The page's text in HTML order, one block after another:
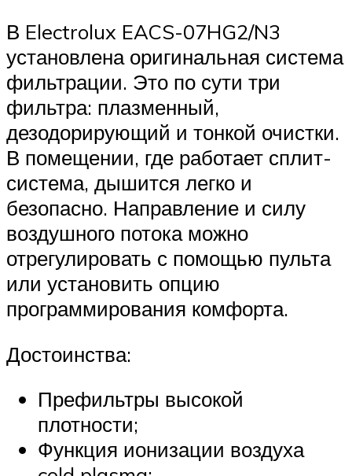
В Electrolux EACS-07HG2/N3
установлена оригинальная система
фильтрации. Это по сути три
фильтра: плазменный,
дезодорирующий и тонкой очистки.
В помещении, где работает сплит-
система, дышится легко и
безопасно. Направление и силу
воздушного потока можно
отрегулировать с помощью пульта
или установить опцию
программирования комфорта.
Достоинства:
Префильтры высокой
плотности;
Функция ионизации воздуха